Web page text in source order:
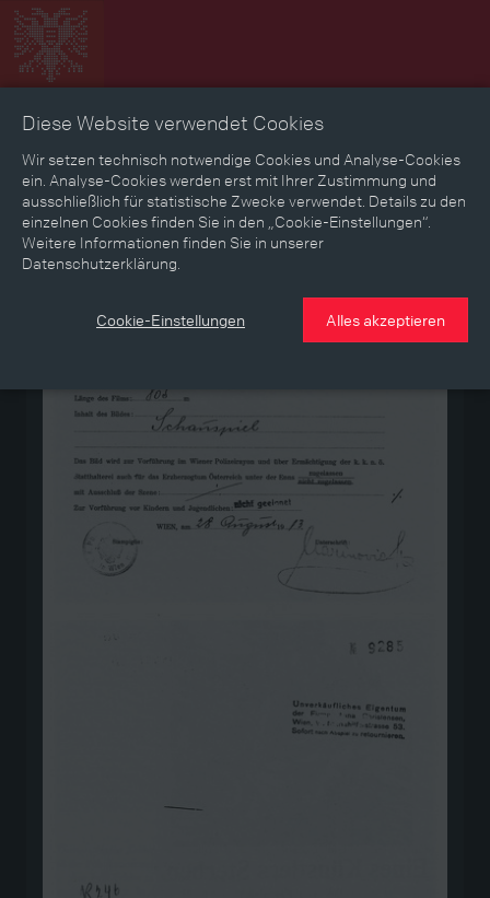
Zeitbild Zeitreise Landkarte Erinnerungen
Mediathek Textmodus
Medium
Diese Website verwendet Cookies
Wir setzen technisch notwendige Cookies und Analyse-Cookies
ein. Analyse-Cookies werden erst mit Ihrer Zustimmung und
ausschließlich für statistische Zwecke verwendet. Details zu den
einzelnen Cookies finden Sie in den „Cookie-Einstellungen“.
Weitere Informationen finden Sie in unserer
Datenschutzerklärung.
Cookie-Einstellungen Alles akzeptieren